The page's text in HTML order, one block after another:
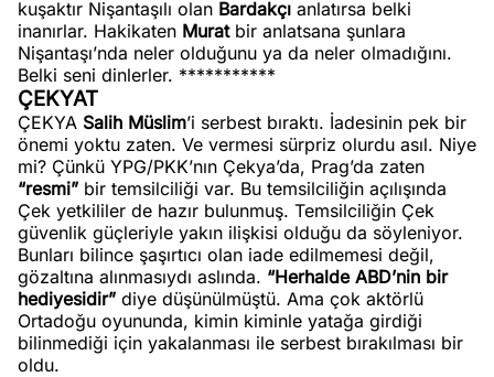
kuşaktır Nişantaşılı olan Bardakçı anlatırsa belki
inanırlar. Hakikaten Muratbir anlatsana şunlara
Nişantaşı’nda neler olduğunu ya da neler olmadığını.
Belki seni dinlerler. ***********
ÇEKYAT
ÇEKYA Salih Müslim’i serbest bıraktı. İadesinin pek bir
önemi yoktu zaten. Ve vermesi sürpriz olurdu asıl. Niye
mi? Çünkü YPG/PKK’nın Çekya’da, Prag’da zaten
“resmi” bir temsilciliği var. Bu temsilciliğin açılışında
Çek yetkililer de hazır bulunmuş. Temsilciliğin Çek
güvenlik güçleriyle yakın ilişkisi olduğu da söyleniyor.
Bunları bilince şaşırtıcı olan iade edilmemesi değil,
gözaltına alınmasıydı aslında. “Herhalde ABD’nin bir
hediyesidir” diye düşünülmüştü. Ama çok aktörlü
Ortadoğu oyununda, kimin kiminle yatağa girdiği
bilinmediği için yakalanması ile serbest bırakılması bir
oldu.